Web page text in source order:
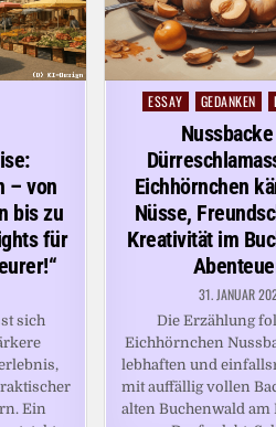
– von
bis zu
für
sich
Ein
Posted
ESSAY GEDANKEN
Eichhörnchen
Nüsse,
Kreativität im
31. JANUAR
Die Erzählung
Eichhörnchen
lebhaften und
mit auffällig vollen
alten Buchenwald am